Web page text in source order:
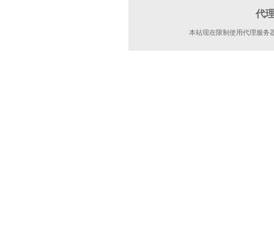
代
本站现在限制使用代理服务